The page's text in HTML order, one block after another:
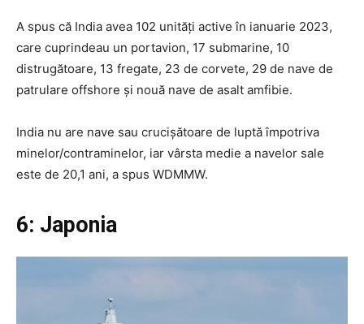
A spus că India avea 102 unități active în ianuarie 2023,
care cuprindeau un portavion, 17 submarine, 10
distrugătoare, 13 fregate, 23 de corvete, 29 de nave de
patrulare offshore și nouă nave de asalt amfibie.
India nu are nave sau crucișătoare de luptă împotriva
minelor/contraminelor, iar vârsta medie a navelor sale
este de 20,1 ani, a spus WDMMW.
6: Japonia